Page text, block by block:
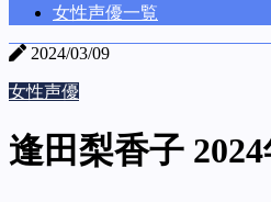
女性声優一覧
2024/03/09
女性声優
逢田梨香子